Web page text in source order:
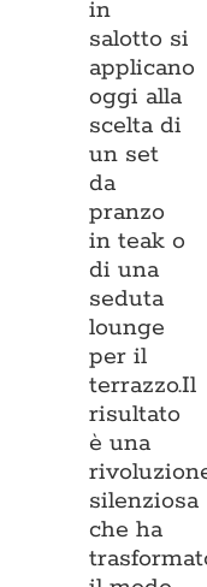
in
salotto si
applicano
oggi alla
scelta di
un set
da
pranzo
in teak o
di una
seduta
lounge
per il
terrazzo.Il
risultato
è una
silenziosa
che ha